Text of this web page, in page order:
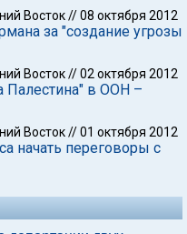
Восток//08 октября 2012
за "создание угрозы
Восток//02 октября 2012
Палестина" в ООН –
Восток//01 октября 2012
начать переговоры с